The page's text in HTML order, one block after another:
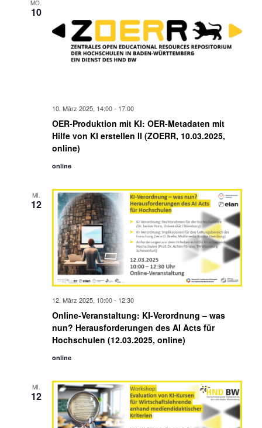
MO.
10
OER-Produktion mit KI: OER-Metadaten mit
Hilfe von KI erstellen II (ZOERR, 10.03.2025,
online)
10. März 2025, 14:00- 17:00
online
MI.
12
Online-Veranstaltung: KI-Verordnung – was
nun? Herausforderungen des AI Acts für
Hochschulen (12.03.2025, online)
12. März 2025, 10:00- 12:30
online
MI.
12